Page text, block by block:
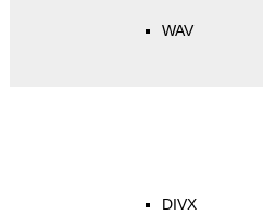
WAV
DIVX